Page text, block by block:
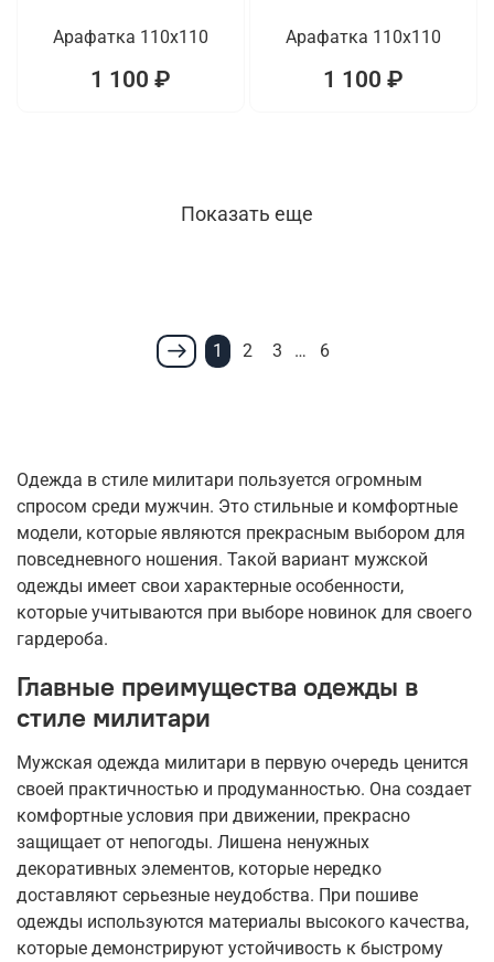
Арафатка 110x110
1 100 ₽
Арафатка 110x110
1 100 ₽
Показать еще
1 2 3 … 6
Одежда в стиле милитари пользуется огромным
спросом среди мужчин. Это стильные и комфортные
модели, которые являются прекрасным выбором для
повседневного ношения. Такой вариант мужской
одежды имеет свои характерные особенности,
которые учитываются при выборе новинок для своего
гардероба.
Главные преимущества одежды в
стиле милитари
Мужская одежда милитари в первую очередь ценится
своей практичностью и продуманностью. Она создает
комфортные условия при движении, прекрасно
защищает от непогоды. Лишена ненужных
декоративных элементов, которые нередко
доставляют серьезные неудобства. При пошиве
одежды используются материалы высокого качества,
которые демонстрируют устойчивость к быстрому